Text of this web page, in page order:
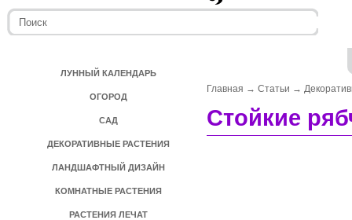
ЛУННЫЙ КАЛЕНДАРЬ
ОГОРОД
САД
ДЕКОРАТИВНЫЕ РАСТЕНИЯ
ЛАНДШАФТНЫЙ ДИЗАЙН
КОМНАТНЫЕ РАСТЕНИЯ
РАСТЕНИЯ ЛЕЧАТ
Главная → Статьи →
Стойкие